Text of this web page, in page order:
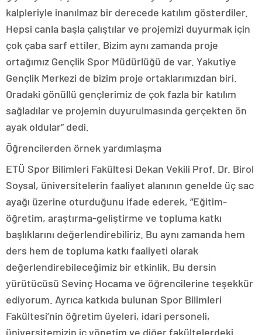
kalpleriyle inanılmaz bir derecede katılım gösterdiler.
Hepsi canla başla çalıştılar ve projemizi duyurmak için
çok çaba sarf ettiler. Bizim aynı zamanda proje
ortağımız Gençlik Spor Müdürlüğü de var. Yakutiye
Gençlik Merkezi de bizim proje ortaklarımızdan biri.
Oradaki gönüllü gençlerimiz de çok fazla bir katılım
sağladılar ve projemin duyurulmasında gerçekten ön
ayak oldular” dedi.
Öğrencilerden örnek yardımlaşma
ETÜ Spor Bilimleri Fakültesi Dekan Vekili Prof. Dr. Birol
Soysal, üniversitelerin faaliyet alanının genelde üç sac
ayağı üzerine oturduğunu ifade ederek, “Eğitim-
öğretim, araştırma-geliştirme ve topluma katkı
başlıklarını değerlendirebiliriz. Bu aynı zamanda hem
ders hem de topluma katkı faaliyeti olarak
değerlendirebileceğimiz bir etkinlik. Bu dersin
yürütücüsü Sevinç Hocama ve öğrencilerine teşekkür
ediyorum. Ayrıca katkıda bulunan Spor Bilimleri
Fakültesi’nin öğretim üyeleri, idari personeli,
üniversitemizin iç yönetim ve diğer fakültelerdeki